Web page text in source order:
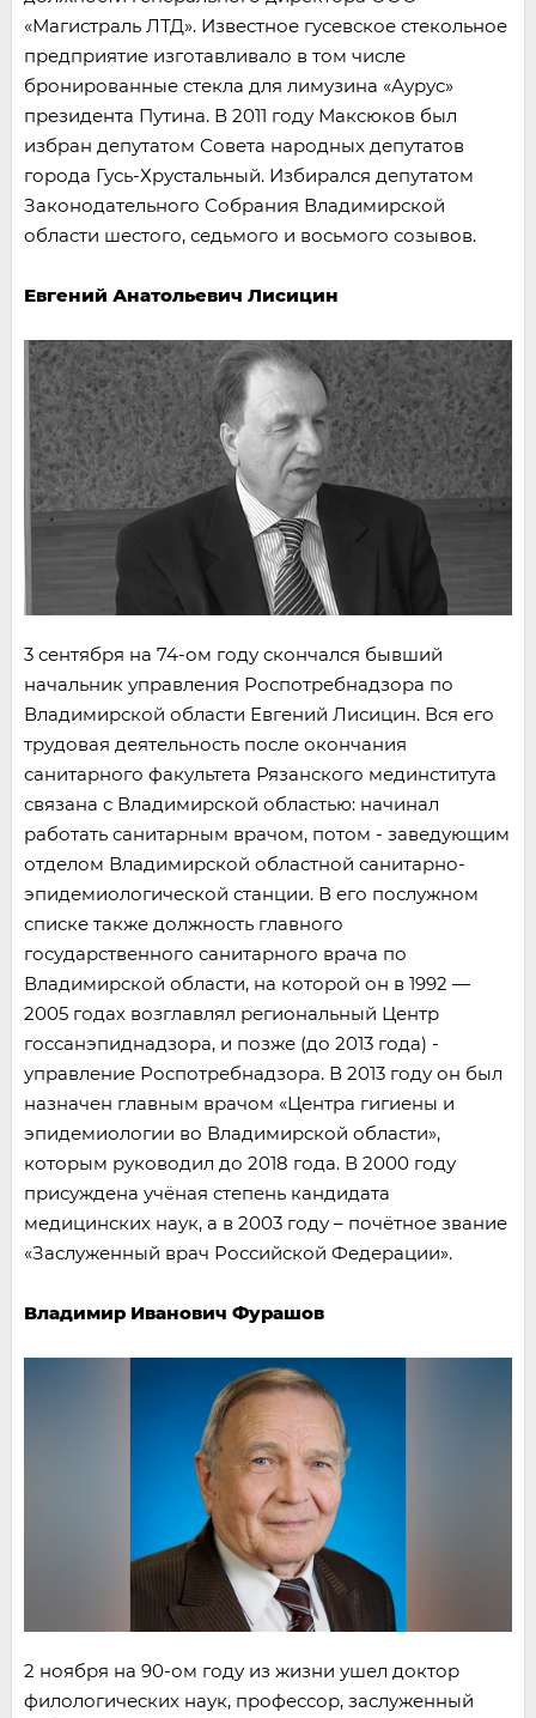
«Магистраль ЛТД». Известное гусевское стекольное
предприятие изготавливало в том числе
бронированные стекла для лимузина «Аурус»
президента Путина. В 2011 году Максюков был
избран депутатом Совета народных депутатов
города Гусь-Хрустальный. Избирался депутатом
Законодательного Собрания Владимирской
области шестого, седьмого и восьмого созывов.
Евгений Анатольевич Лисицин
3 сентября на 74-ом году скончался бывший
начальник управления Роспотребнадзора по
Владимирской области Евгений Лисицин. Вся его
трудовая деятельность после окончания
санитарного факультета Рязанского мединститута
связана с Владимирской областью: начинал
работать санитарным врачом, потом - заведующим
отделом Владимирской областной санитарно-
эпидемиологической станции. В его послужном
списке также должность главного
государственного санитарного врача по
Владимирской области, на которой он в 1992 —
2005 годах возглавлял региональный Центр
госсанэпиднадзора, и позже (до 2013 года) -
управление Роспотребнадзора. В 2013 году он был
назначен главным врачом «Центра гигиены и
эпидемиологии во Владимирской области»,
которым руководил до 2018 года. В 2000 году
присуждена учёная степень кандидата
медицинских наук, а в 2003 году – почётное звание
«Заслуженный врач Российской Федерации».
Владимир Иванович Фурашов
2 ноября на 90-ом году из жизни ушел доктор
филологических наук, профессор, заслуженный